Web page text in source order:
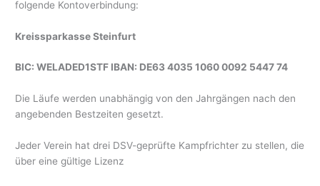
folgende Kontoverbindung:
Kreissparkasse Steinfurt
BIC: WELADED1STF IBAN: DE63 4035 1060 0092 5447 74
Die Läufe werden unabhängig von den Jahrgängen nach den
angebenden Bestzeiten gesetzt.
Jeder Verein hat drei DSV-geprüfte Kampfrichter zu stellen, die
über eine gültige Lizenz